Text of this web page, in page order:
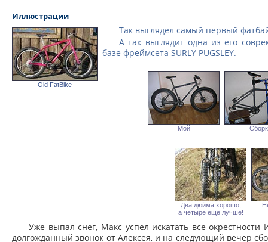
Иллюстрации
Old FatBike
Так выглядел самый первый
А так выглядит одна из его
базе фреймсета SURLY PUGSLEY.
Мой
Два дюйма хорошо,
а четыре еще лучше!
Уже выпал снег, Макс успел искатать все
долгожданный звонок от Алексея, и на следующий вечер